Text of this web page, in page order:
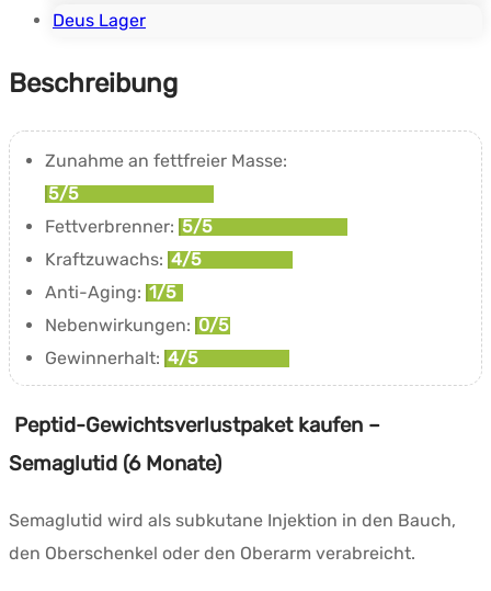
mois)Deus Lager
Beschreibung
Zunahme an fettfreier Masse:
5/5
Fettverbrenner: 5/5
Kraftzuwachs: 4/5
Anti-Aging: 1/5
Nebenwirkungen: 0/5
Gewinnerhalt: 4/5
Peptid-Gewichtsverlustpaket kaufen –
Semaglutid (6 Monate)
Semaglutid wird als subkutane Injektion in den Bauch,
den Oberschenkel oder den Oberarm verabreicht.